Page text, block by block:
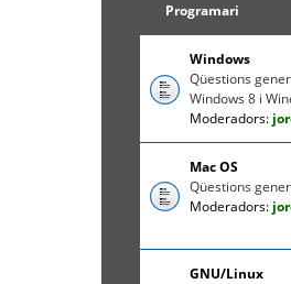
Programari
Windows
Qüestions
Windows 8 i
Moderadors:
Mac OS
Qüestions
Moderadors:
GNU/Linux